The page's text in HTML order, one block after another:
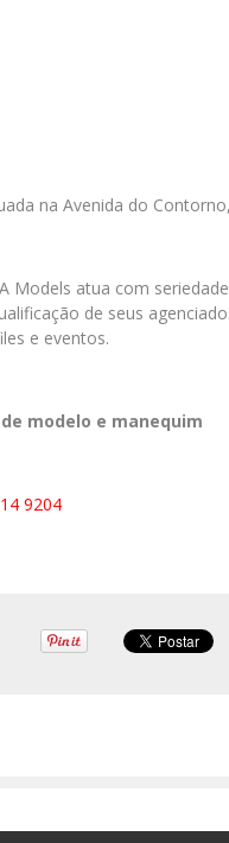
na Avenida do
Models atua com
de seus
e eventos.
modelo e manequim
9204